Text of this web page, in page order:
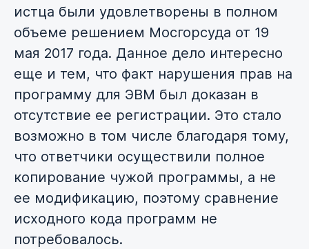
истца были удовлетворены в полном
объеме решением Мосгорсуда от 19
мая 2017 года. Данное дело интересно
еще и тем, что факт нарушения прав на
программу для ЭВМ был доказан в
отсутствие ее регистрации. Это стало
возможно в том числе благодаря тому,
что ответчики осуществили полное
копирование чужой программы, а не
ее модификацию, поэтому сравнение
исходного кода программ не
потребовалось.